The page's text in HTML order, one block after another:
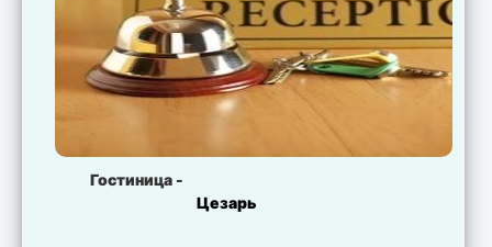
Econom 3x, 4x
Есть свободные места.Цена:для запрошенных дат не установлена.
Гостиница -
Цезарь